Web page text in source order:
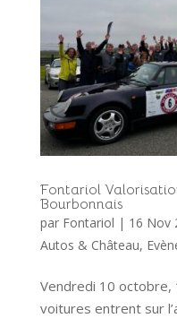
Fontariol
Bourbonnais
par Fontariol | 16 Nov
Autos & Château,
Vendredi 10
voitures entrent sur